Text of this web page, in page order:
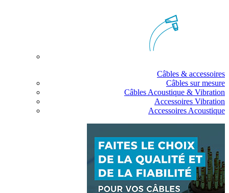
Câbles & accessoires
Câbles sur mesure
Câbles Acoustique & Vibration
Accessoires Vibration
Accessoires Acoustique